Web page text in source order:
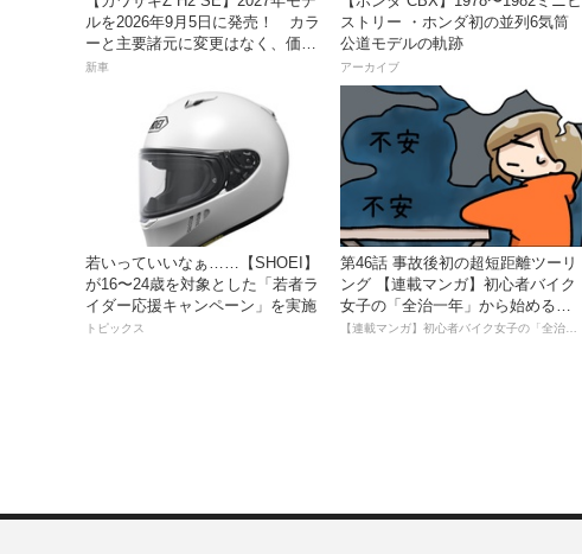
ルを2026年9月5日に発売！ カラ
ーと主要諸元に変更はなく、価格
は据え置きの247万5000円！
新車
ストリー ・ホンダ初の並列6気筒
公道モデルの軌跡
アーカイブ
若いっていいなぁ……【SHOEI】
が16〜24歳を対象とした「若者ラ
イダー応援キャンペーン」を実施
トピックス
第46話 事故後初の超短距離ツーリ
ング 【連載マンガ】初心者バイク
女子の「全治一年」から始める起
死回生日記
【連載マンガ】初心者バイク女子の「全治一年」から始める起死回生日記